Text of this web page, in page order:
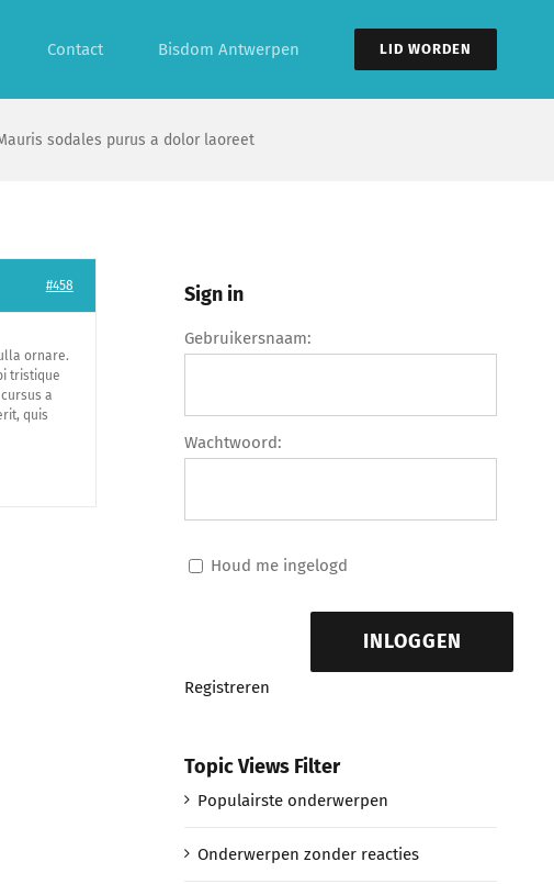
Contact Bisdom Antwerpen LID WORDEN
sodales purus a dolor laoreet
#458
ornare.
tristique
a
quis
Sign in
Gebruikersnaam:
Wachtwoord:
Houd me ingelogd
INLOGGEN
Registreren
Topic Views Filter
Populairste onderwerpen
Onderwerpen zonder reacties